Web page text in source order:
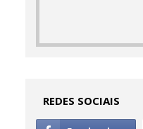
REDES SOCIAIS